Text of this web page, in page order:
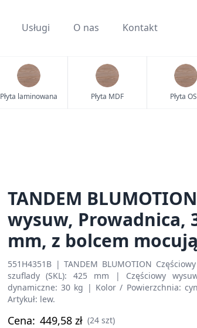
Usługi O nas Kontakt
Płyta laminowana Płyta MDF Płyta
TANDEM
wysuw, Prowadnica,
mm, z bolcem
551H4351B | TANDEM BLUMOTION
szuflady (SKL): 425 mm | Częściowy
dynamiczne: 30 kg | Kolor / Powierzchnia:
Artykuł: lew.
Cena: 449,58 zł (24 szt)